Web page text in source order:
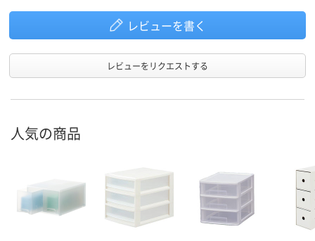
レビューを書く
レビューをリクエストする
人気の商品